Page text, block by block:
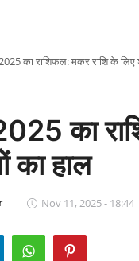
का राशिफल: मकर राशि के लिए
का
का हाल
Nov 11, 2025 - 18:44